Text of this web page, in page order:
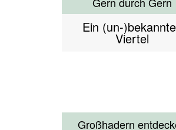
Initiativen und
Giesing
München